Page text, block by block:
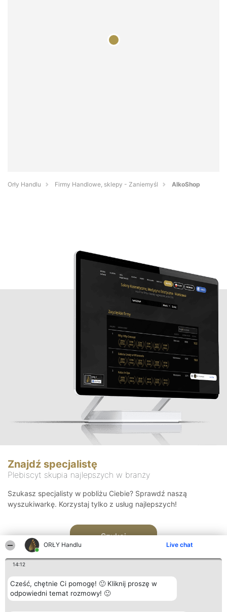
ORŁY Handlu Live chat
14:12
Cześć, chętnie Ci pomogę! 🙂 Kliknij proszę w
odpowiedni temat rozmowy! 🙂
Orły Handlu Firmy Handlowe, sklepy - Zaniemyśl AlkoShop
Znajdź specjalistę
Plebiscyt skupia najlepszych w branży
Szukasz specjalisty w pobliżu Ciebie? Sprawdź naszą
wyszukiwarkę. Korzystaj tylko z usług najlepszych!
Szukaj